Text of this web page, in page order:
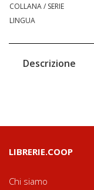
COLLANA / SERIE
LINGUA
Descrizione
LIBRERIE.COOP
Chi siamo